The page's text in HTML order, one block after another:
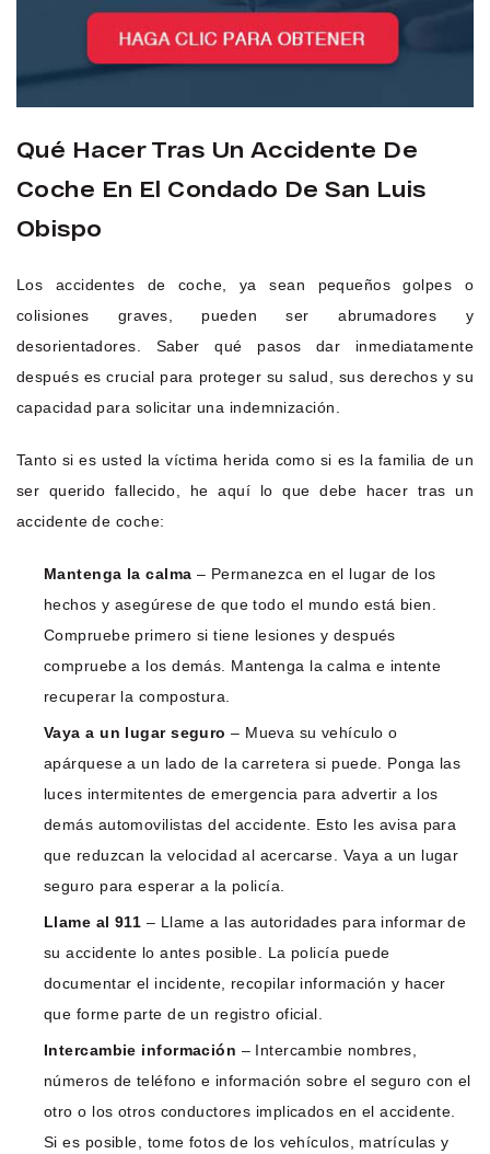
Qué Hacer Tras Un Accidente De
Coche En El Condado De San Luis
Obispo
Los accidentes de coche, ya sean pequeños golpes o
colisiones graves, pueden ser abrumadores y
desorientadores. Saber qué pasos dar inmediatamente
después es crucial para proteger su salud, sus derechos y su
capacidad para solicitar una indemnización.
Tanto si es usted la víctima herida como si es la familia de un
ser querido fallecido, he aquí lo que debe hacer tras un
accidente de coche:
Mantenga la calma – Permanezca en el lugar de los
hechos y asegúrese de que todo el mundo está bien.
Compruebe primero si tiene lesiones y después
compruebe a los demás. Mantenga la calma e intente
recuperar la compostura.
Vaya a un lugar seguro – Mueva su vehículo o
apárquese a un lado de la carretera si puede. Ponga las
luces intermitentes de emergencia para advertir a los
demás automovilistas del accidente. Esto les avisa para
que reduzcan la velocidad al acercarse. Vaya a un lugar
seguro para esperar a la policía.
Llame al 911 – Llame a las autoridades para informar de
su accidente lo antes posible. La policía puede
documentar el incidente, recopilar información y hacer
que forme parte de un registro oficial.
Intercambie información – Intercambie nombres,
números de teléfono e información sobre el seguro con el
otro o los otros conductores implicados en el accidente.
Si es posible, tome fotos de los vehículos, matrículas y